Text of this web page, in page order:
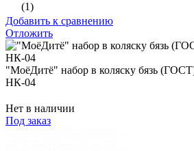
(1)
Добавить к сравнению
Отложить
"МоёДитё" набор в коляску бязь
НК-04
Нет в наличии
Под заказ